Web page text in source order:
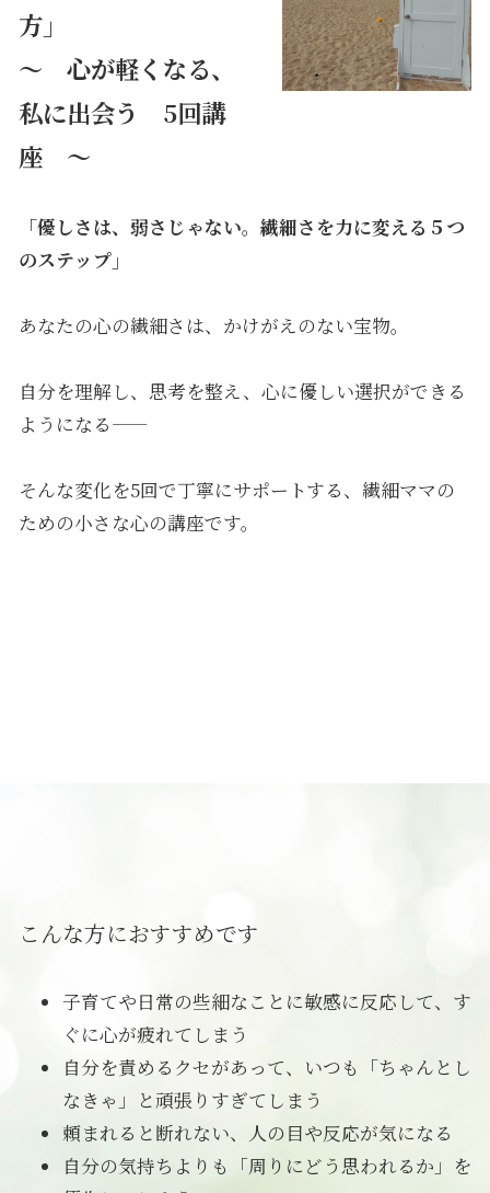
方」
～ 心が軽くなる、
私に出会う 5回講
座 ～
「優しさは、弱さじゃない。繊細さを力に変える５つ
のステップ」
あなたの心の繊細さは、かけがえのない宝物。
自分を理解し、思考を整え、心に優しい選択ができる
ようになる――
そんな変化を5回で丁寧にサポートする、繊細ママの
ための小さな心の講座です。
こんな方におすすめです
子育てや日常の些細なことに敏感に反応して、す
ぐに心が疲れてしまう
自分を責めるクセがあって、いつも「ちゃんとし
なきゃ」と頑張りすぎてしまう
頼まれると断れない、人の目や反応が気になる
自分の気持ちよりも「周りにどう思われるか」を